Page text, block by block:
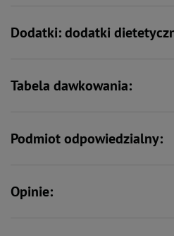
Dodatki: dodatki
Tabela dawkowania:
Podmiot odpowiedzialny:
Opinie: